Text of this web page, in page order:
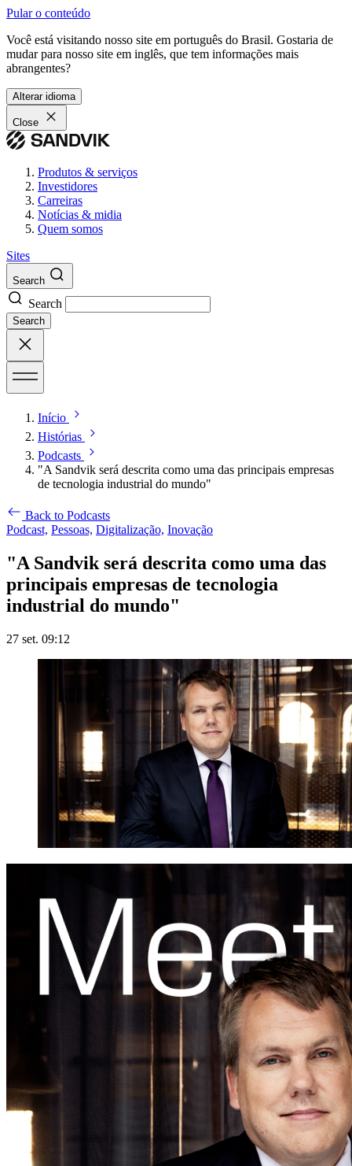
Pular o conteúdo
Você está visitando nosso site em português do Brasil. Gostaria de
mudar para nosso site em inglês, que tem informações mais
abrangentes?
Alterar idioma
Close
Produtos & serviços
Investidores
Carreiras
Notícias & midia
Quem somos
Sites
Search
Search
Search
Início
Histórias
Podcasts
"A Sandvik será descrita como uma das principais empresas
de tecnologia industrial do mundo"
Back to Podcasts
Podcast, Pessoas, Digitalização, Inovação
"A Sandvik será descrita como uma das
principais empresas de tecnologia
industrial do mundo"
27 set. 09:12